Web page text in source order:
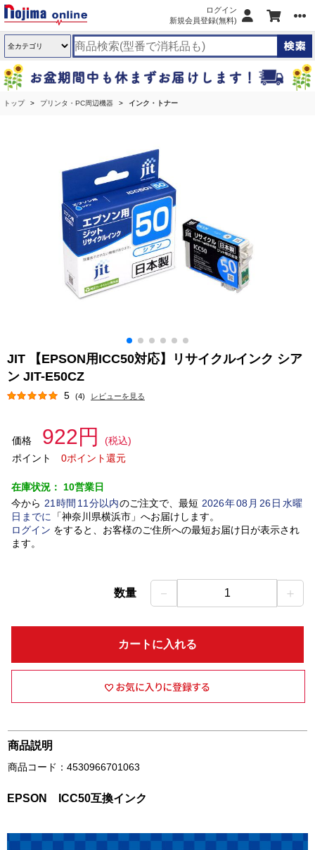
ログイン
新規会員登録(無料)
トップ プリンタ・PC周辺機器 インク・トナー
JIT 【EPSON用ICC50対応】リサイクルインク シア
ン JIT-E50CZ
5 (4) レビューを見る
価格 922円
(税込)
ポイント
0ポイント還元
在庫状況： 10営業日
今から 21 時間 11 分以内のご注文で、最短 2026年08 月 26日水曜
日 までに 「神奈川県横浜市」 へお届けします。
ログイン をすると、お客様のご住所への最短お届け日が表示され
ます。
数量 － 1 ＋
カートに入れる
商品説明
商品コード：4530966701063
EPSON ICC50互換インク